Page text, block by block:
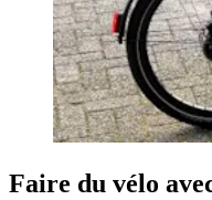
Faire du vélo